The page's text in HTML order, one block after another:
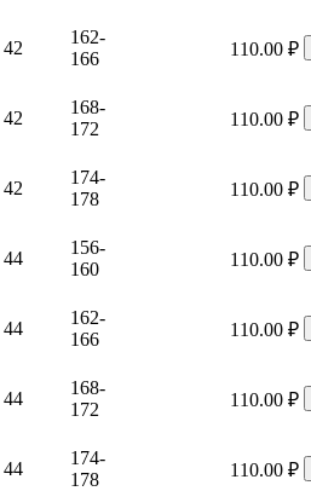
42
162-
166
110.00 ₽
42
168-
172
110.00 ₽
42
174-
178
110.00 ₽
44
156-
160
110.00 ₽
44
162-
166
110.00 ₽
44
168-
172
110.00 ₽
44
174-
178
110.00 ₽